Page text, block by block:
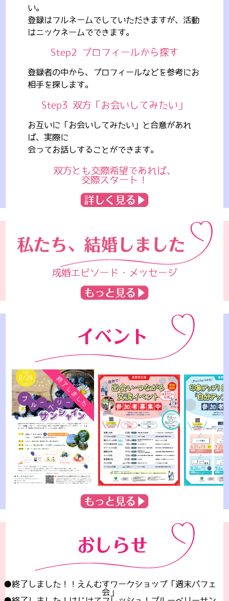
い。
登録はフルネームでしていただきますが、活動
はニックネームでできます。
Step2 プロフィールから探す
登録者の中から、プロフィールなどを参考にお
相手を探します。
Step3 双方「お会いしてみたい」
お互いに「お会いしてみたい」と合意があれ
ば、実際に
会ってお話しすることができます。
双方とも交際希望であれば、
交際スタート！
成婚エピソード・メッセージ
●終了しました！！えんむすワークショップ「週末パフェ
会」